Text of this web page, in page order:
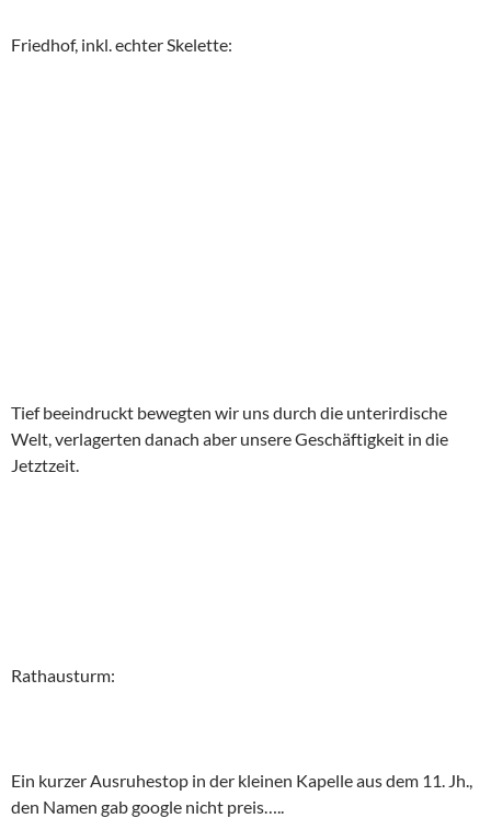
Friedhof, inkl. echter Skelette:
Tief beeindruckt bewegten wir uns durch die unterirdische
Welt, verlagerten danach aber unsere Geschäftigkeit in die
Jetztzeit.
Rathausturm:
Ein kurzer Ausruhestop in der kleinen Kapelle aus dem 11. Jh.,
den Namen gab google nicht preis…..